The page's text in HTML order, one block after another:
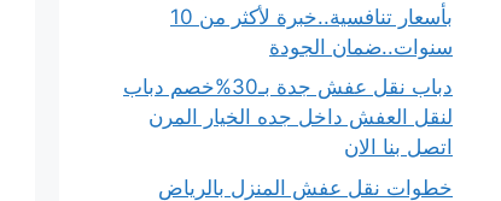
بأسعار تنافسية..خبرة لأكثر من 10
سنوات..ضمان الجودة
دباب نقل عفش جدة بـ30%خصم دباب
لنقل العفش داخل جده الخيار المرن
اتصل بنا الان
خطوات نقل عفش المنزل بالرياض